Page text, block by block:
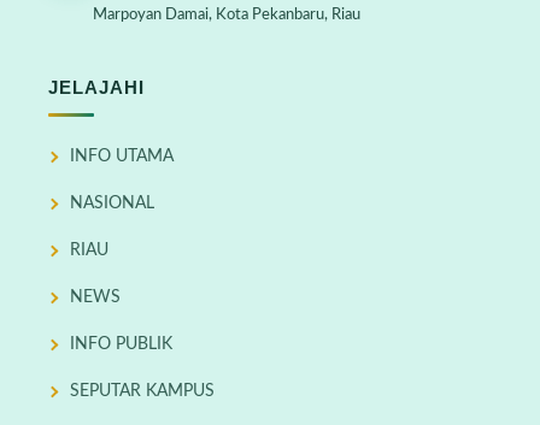
Marpoyan Damai, Kota Pekanbaru, Riau
JELAJAHI
INFO UTAMA
NASIONAL
RIAU
NEWS
INFO PUBLIK
SEPUTAR KAMPUS